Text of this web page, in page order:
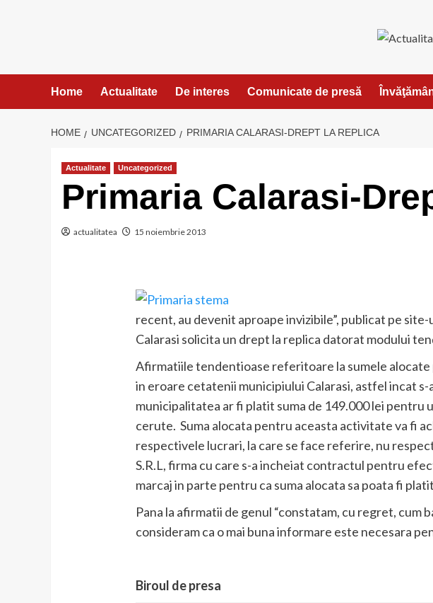
Home Actualitate De interes Comunicate de presă
HOME UNCATEGORIZED PRIMARIA CALARASI-DREPT LA REPLICA
Actualitate Uncategorized
Primaria Calarasi-
actualitatea 15 noiembrie 2013
recent, au devenit aproape invizibile”, publicat pe
Calarasi solicita un drept la replica datorat modului
Afirmatiile tendentioase referitoare la sumele
in eroare cetatenii municipiului Calarasi, astfel incat
municipalitatea ar fi platit suma de 149.000 lei
cerute. Suma alocata pentru aceasta activitate va fi
respectivele lucrari, la care se face referire, nu
S.R.L, firma cu care s-a incheiat contractul pentru
marcaj in parte pentru ca suma alocata sa poata fi
Pana la afirmatii de genul “constatam, cu regret, cum
consideram ca o mai buna informare este necesara
Biroul de presa